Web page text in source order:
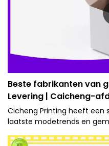
Beste fabrikanten van
Levering | Caicheng-
Cicheng Printing heeft een
laatste modetrends en